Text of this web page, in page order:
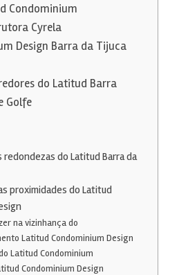
Condominium
Cyrela
Design Barra da Tijuca
do Latitud Barra
Golfe
redondezas do Latitud Barra da
proximidades do Latitud
na vizinhança do
Latitud Condominium Design
Latitud Condominium
Condominium Design